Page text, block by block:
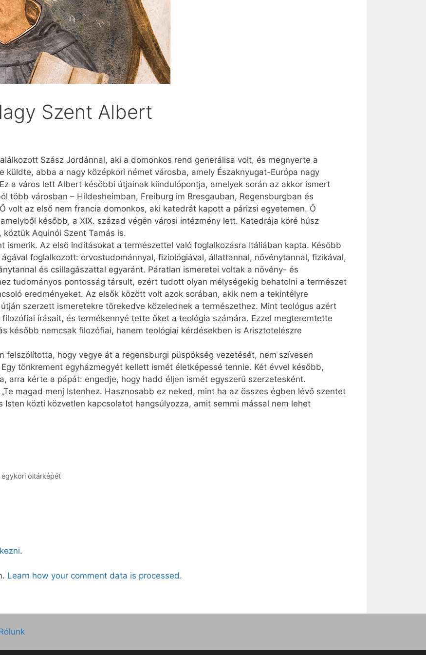
Szent Albert
Szász Jordánnal, aki a domonkos rend generálisa volt, és megnyerte a
küldte, abba a nagy középkori német városba, amely Északnyugat-Európa nagy
a város lett Albert későbbi útjainak kiindulópontja, amelyek során az akkor ismert
több városban – Hildes­heimban, Freiburg im Bres­gauban, Regensburgban és
volt az első nem francia domonkos, aki katedrát kapott a párizsi egyetemen. Ő
később, a XIX. század végén városi intézmény lett. Katedrája köré húsz
Aquinói Szent Tamás is.
Az első indításokat a természettel való foglalkozásra Itáliában kapta. Később
foglalkozott: orvostudománnyal, fiziológiával, állattannal, növénytannal, fizikával,
és csillagászattal egyaránt. Páratlan ismeretei voltak a növény- és
tudományos pontosság társult, ezért tudott olyan mélységekig behatolni a természet
eredményeket. Az elsők között volt azok sorában, akik nem a tekintélyre
szerzett ismeretekre törekedve közelednek a természethez. Mint teológus azért
írásait, és termékennyé tette őket a teológia számára. Ezzel megteremtette
később nemcsak filozófiai, hanem teológiai kérdésekben is Arisztotelészre
felszólította, hogy vegye át a regensburgi püspökség vezetését, nem szívesen
tönkrement egyházmegyét kellett ismét életképessé tennie. Két évvel később,
arra kérte a pápát: engedje, hogy hadd éljen ismét egyszerű szerzetesként.
magad menj Istenhez. Hasznosabb ez neked, mint ha az összes égben lévő szentet
Isten közti közvetlen kapcsolatot hangsúlyozza, amit semmi mással nem lehet
oltárképét
.
Learn how your comment data is processed.